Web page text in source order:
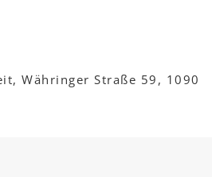
Währinger Straße 59, 1090